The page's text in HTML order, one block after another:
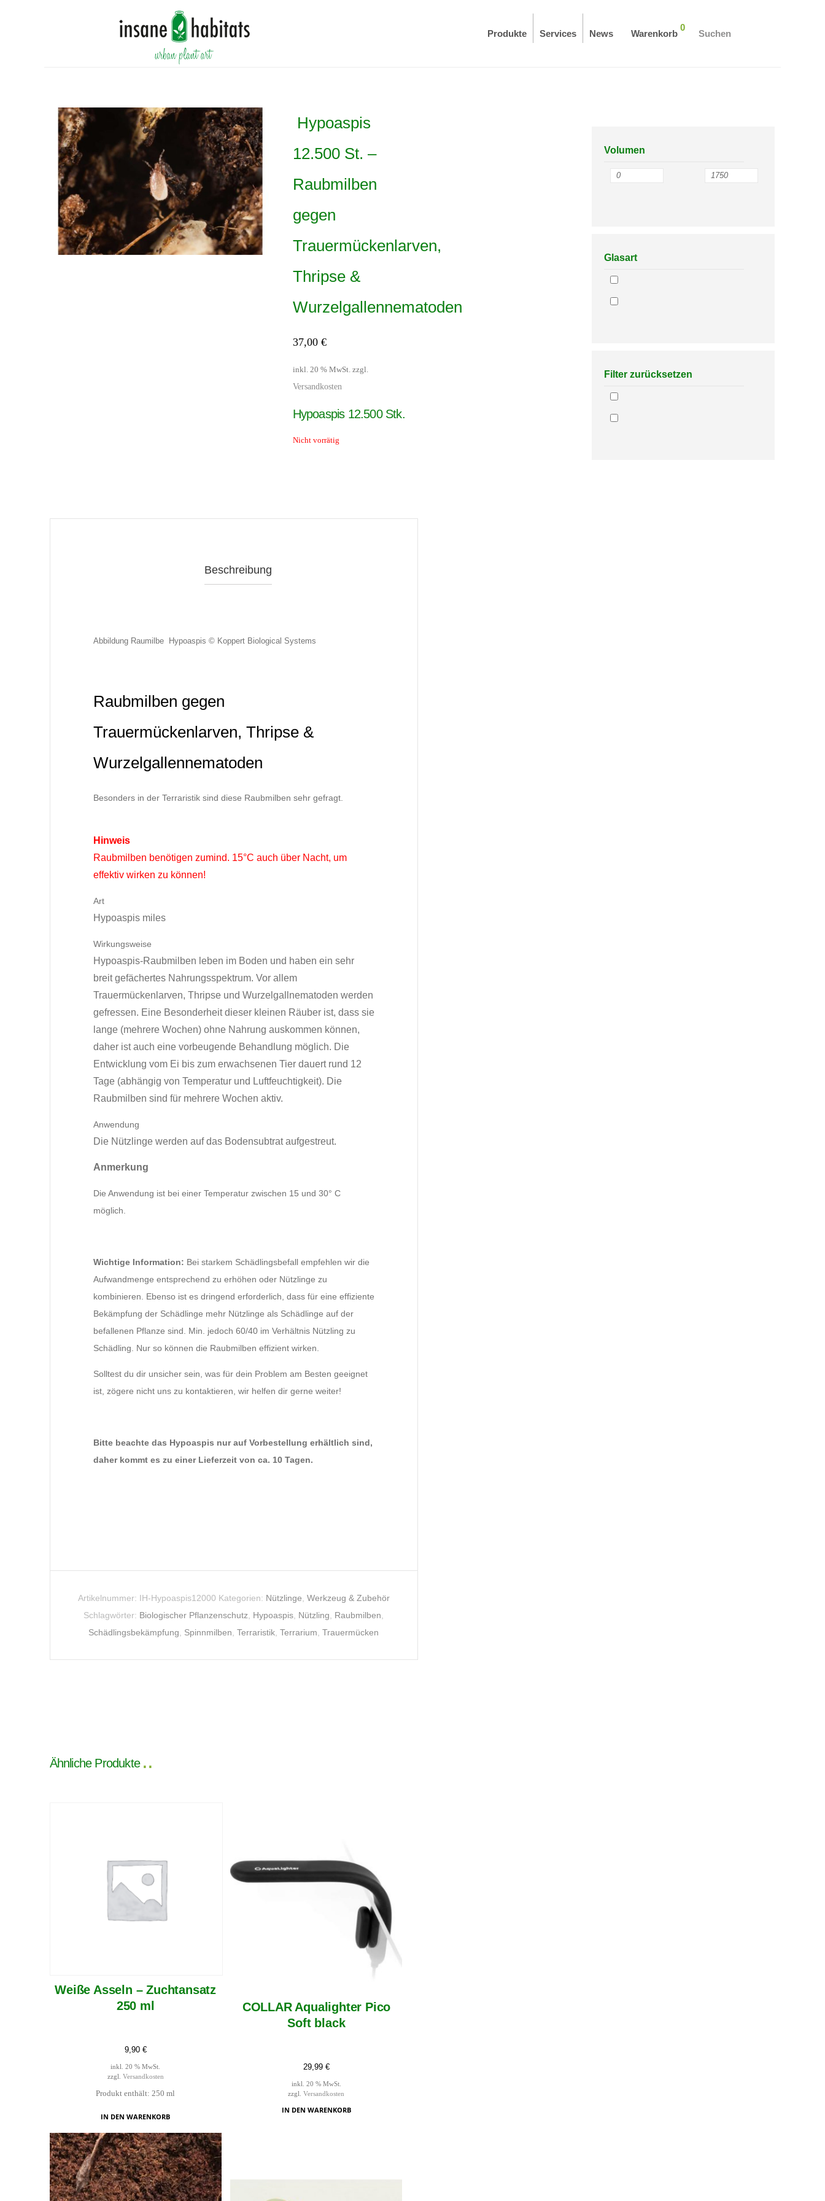
Suchen
Warenkorb
0
Produkte Services News
Hypoaspis
12.500 St. –
Raubmilben
gegen
Trauermückenlarven,
Thripse &
Wurzelgallennematoden
37,00 €
inkl. 20 % MwSt. zzgl.
Versandkosten
Hypoaspis 12.500 Stk.
Nicht vorrätig
Beschreibung
Abbildung Raumilbe Hypoaspis © Koppert Biological Systems
Raubmilben gegen
Trauermückenlarven, Thripse &
Wurzelgallennematoden
Besonders in der Terraristik sind diese Raubmilben sehr gefragt.
Hinweis
Raubmilben benötigen zumind. 15°C auch über Nacht, um
effektiv wirken zu können!
Art
Hypoaspis miles
Wirkungsweise
Hypoaspis-Raubmilben leben im Boden und haben ein sehr
breit gefächertes Nahrungsspektrum. Vor allem
Trauermückenlarven, Thripse und Wurzelgallnematoden werden
gefressen. Eine Besonderheit dieser kleinen Räuber ist, dass sie
lange (mehrere Wochen) ohne Nahrung auskommen können,
daher ist auch eine vorbeugende Behandlung möglich. Die
Entwicklung vom Ei bis zum erwachsenen Tier dauert rund 12
Tage (abhängig von Temperatur und Luftfeuchtigkeit). Die
Raubmilben sind für mehrere Wochen aktiv.
Anwendung
Die Nützlinge werden auf das Bodensubtrat aufgestreut.
Anmerkung
Die Anwendung ist bei einer Temperatur zwischen 15 und 30° C
möglich.
Wichtige Information: Bei starkem Schädlingsbefall empfehlen wir die
Aufwandmenge entsprechend zu erhöhen oder Nützlinge zu
kombinieren. Ebenso ist es dringend erforderlich, dass für eine effiziente
Bekämpfung der Schädlinge mehr Nützlinge als Schädlinge auf der
befallenen Pflanze sind. Min. jedoch 60/40 im Verhältnis Nützling zu
Schädling. Nur so können die Raubmilben effizient wirken.
Solltest du dir unsicher sein, was für dein Problem am Besten geeignet
ist, zögere nicht uns zu kontaktieren, wir helfen dir gerne weiter!
Bitte beachte das Hypoaspis nur auf Vorbestellung erhältlich sind,
daher kommt es zu einer Lieferzeit von ca. 10 Tagen.
Artikelnummer: IH-Hypoaspis12000 Kategorien: Nützlinge Werkzeug & Zubehör
Schlagwörter: Biologischer Pflanzenschutz Hypoaspis Nützling Raubmilben
Schädlingsbekämpfung
Spinnmilben ,Terraristik ,Terrarium ,Trauermücken
Ähnliche Produkte
Weiße Asseln – Zuchtansatz
250 ml
9,90 €
inkl. 20 % MwSt.
zzgl. Versandkosten
Produkt enthält: 250ml
IN DEN WARENKORB
COLLAR Aqualighter Pico
Soft black
29,99 €
inkl. 20 % MwSt.
zzgl.Versandkosten
IN DEN WARENKORB
Volumen
Glasart
Filter zurücksetzen